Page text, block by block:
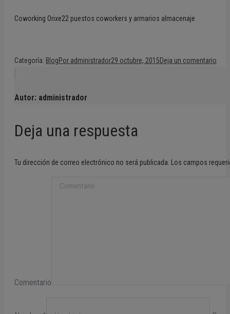
Coworking Orixe22 puestos coworkers y armarios almacenaje
Categoría: BlogPor administrador29 octubre, 2015Deja un comentario
Autor: administrador
Navegación
Deja una respuesta
Tu dirección de correo electrónico no será publicada. Los campos
Comentario